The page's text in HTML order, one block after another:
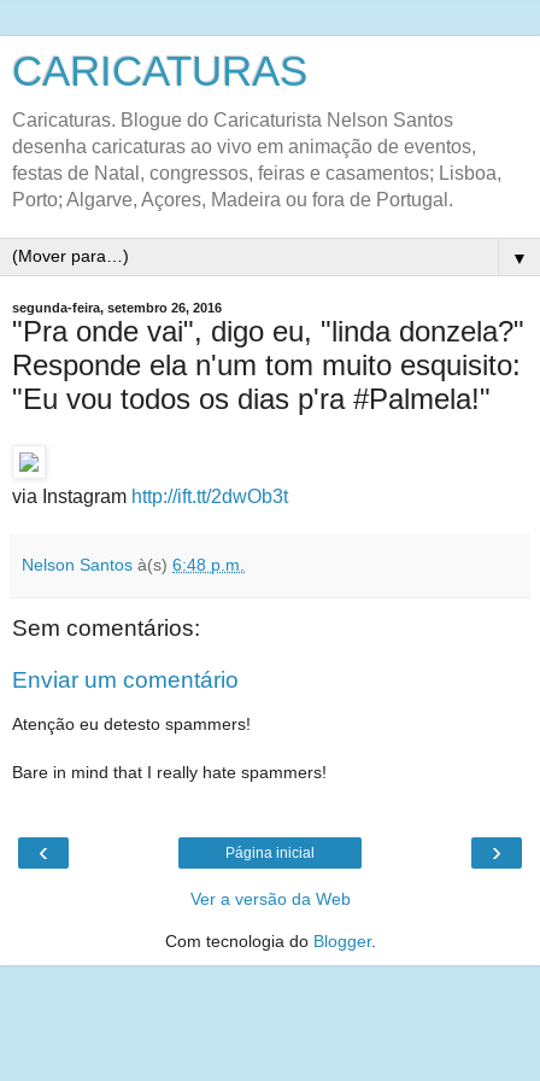
CARICATURAS
Caricaturas. Blogue do Caricaturista Nelson Santos
desenha caricaturas ao vivo em animação de eventos,
festas de Natal, congressos, feiras e casamentos; Lisboa,
Porto; Algarve, Açores, Madeira ou fora de Portugal.
▼
segunda-feira, setembro 26, 2016
"Pra onde vai", digo eu, "linda donzela?"
Responde ela n'um tom muito esquisito:
"Eu vou todos os dias p'ra #Palmela!"
via Instagram http://ift.tt/2dwOb3t
Nelson Santos à(s) 6:48 p.m.
Sem comentários:
Enviar um comentário
Atenção eu detesto spammers!
Bare in mind that I really hate spammers!
‹ ›
Página inicial
Ver a versão da Web
Com tecnologia do Blogger.